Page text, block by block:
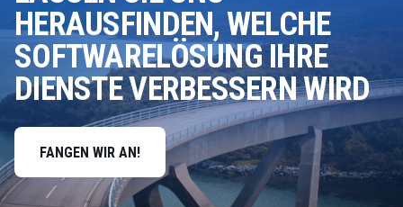
HERAUSFINDEN, WELCHE
SOFTWARELÖSUNG IHRE
DIENSTE VERBESSERN WIRD
FANGEN WIR AN!